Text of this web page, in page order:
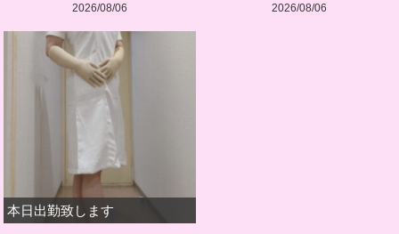
2026/08/06 2026/08/06
本日出勤致します